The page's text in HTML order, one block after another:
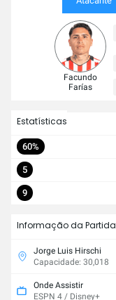
Facundo
Farías
Estatísticas
60%
5
9
Informação da Partida
Jorge Luis Hirschi
Capacidade: 30,018
Onde Assistir
ESPN 4 / Disney+